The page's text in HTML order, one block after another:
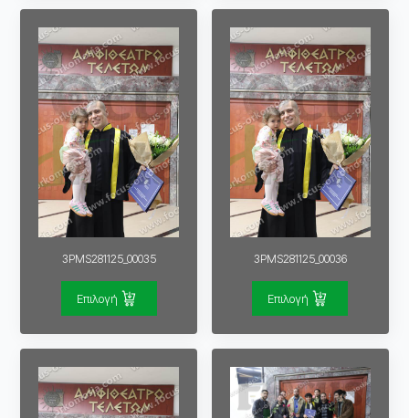
3PMS281125_00035
Επιλογή
3PMS281125_00036
Επιλογή